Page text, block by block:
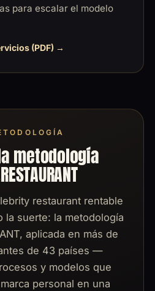
para escalar el modelo
(PDF)
metodología
restaurant rentable
la suerte: la metodología
aplicada en más de
de 43 países —
y modelos que
personal en una